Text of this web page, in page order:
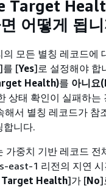
Target
어떻게 됩
의 모든 별칭 레코드에
]를 [Yes]로 설정해야 합
Health)를 아니요
상태 확인이 실패하는
해서 별칭 레코드가 참
합니다.
가중치 기반 레코드 전
east-1 리전의 지연 시
Target Health]가 [No]